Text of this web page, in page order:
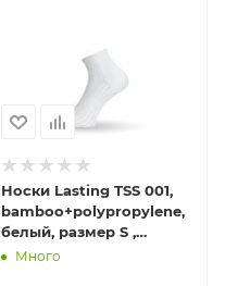
Носки Lasting TSS 001,
bamboo+polypropylene,
белый, размер S ,
TSS001-S
Много